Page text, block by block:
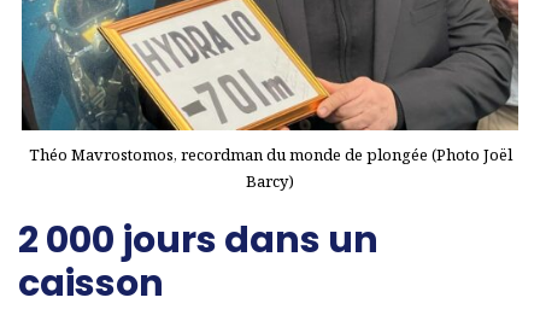
Théo Mavrostomos, recordman du monde de plongée (Photo Joël
Barcy)
2 000 jours dans un
caisson